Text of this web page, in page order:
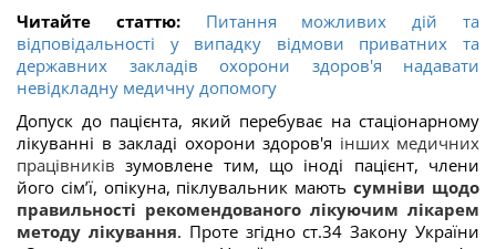
Читайте статтю: Питання можливих дій та
відповідальності у випадку відмови приватних та
державних закладів охорони здоров'я надавати
невідкладну медичну допомогу
Допуск до пацієнта, який перебуває на стаціонарному
лікуванні в закладі охорони здоров'я інших медичних
працівників зумовлене тим, що іноді пацієнт, члени
його сім’ї, опікуна, піклувальник маютьсумніви щодо
правильності рекомендованого лікуючим лікарем
методу лікування. Проте згідно ст.34 Закону України